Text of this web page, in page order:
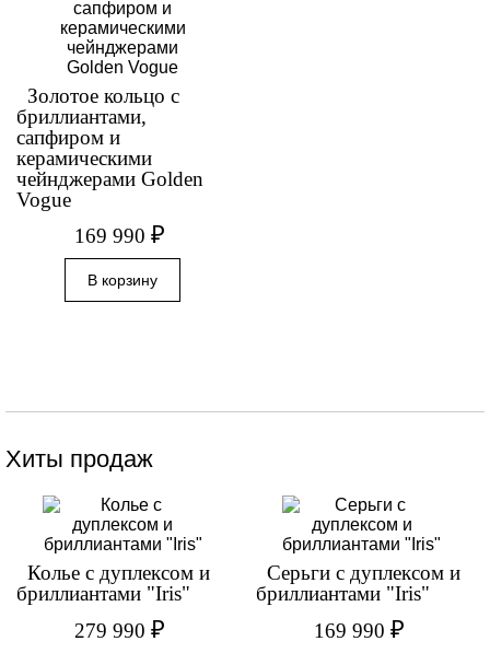
Золотое кольцо с
бриллиантами,
сапфиром и
керамическими
чейнджерами Golden
Vogue
169 990₽
Хиты продаж
Колье с дуплексом и
бриллиантами "Iris"
279 990₽
Серьги с дуплексом и
бриллиантами "Iris"
169 990 ₽